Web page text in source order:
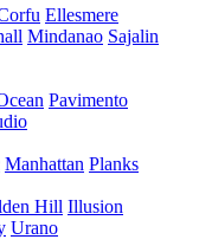
Ellesmere
Mindanao Sajalin
Pavimento
Manhattan Planks
Hill Illusion
Urano